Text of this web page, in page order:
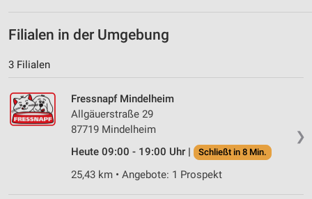
Filialen in der Umgebung
3 Filialen
❯
Fressnapf Mindelheim
Allgäuerstraße 29
87719 Mindelheim
Heute 09:00 - 19:00 Uhr |
Schließt in 8 Min.
25,43 km • Angebote: 1 Prospekt
Quellen
Entwicklung und Verbesserung der Angebote
Verwendung reduzierter Daten zur Auswahl von
Inhalten
IAB-Besonderheiten:
Verwendung genauer Standortdaten
Geräte anhand von aktiv angeforderten